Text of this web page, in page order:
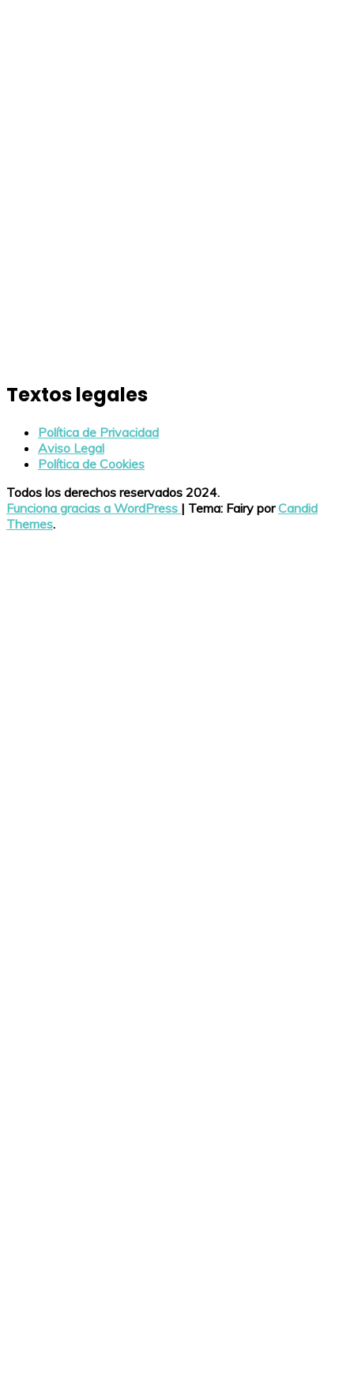
Textos legales
Política de Privacidad
Aviso Legal
Política de Cookies
Todos los derechos reservados 2024.
Funciona gracias a WordPress | Tema: Fairy porCandid
Themes.